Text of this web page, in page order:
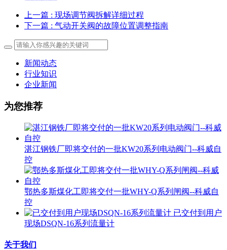
上一篇 : 现场调节阀拆解详细过程
下一篇 : 气动开关阀的故障位置调整指南
新闻动态
行业知识
企业新闻
为您推荐
湛江钢铁厂即将交付的一批KW20系列电动阀门--科威自
控
鄂热多斯煤化工即将交付一批WHY-Q系列闸阀--科威自
控
已交付到用户
现场DSQN-16系列流量计
关于我们